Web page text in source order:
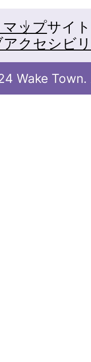
ップサイ
アクセシビ
Wake Town.